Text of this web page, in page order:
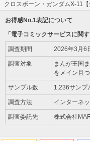
クロスボーン・ガンダムX-11【
お得感No.1表記について
「電子コミックサービスに関
調査期間 2026年3月6
調査対象
まんが王国
をメイン且
サンプル数 1,236サンプ
調査方法 インターネ
調査委託先 株式会社